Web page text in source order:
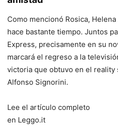
Como mencionó Rosica,
hace bastante tiempo. Juntos
Express, precisamente en su
marcará el regreso a la
victoria que obtuvo en el
Alfonso Signorini.
Lee el artículo completo
en Leggo.it